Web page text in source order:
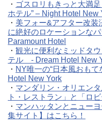
・ ゴスロリもきっと大満
ホテル” – Night Hotel New
・ 美フォー&アフター改
に絶好のロケーションな
Paramount Hotel
・ 観光に便利なミッドタ
テル - Dream Hotel New
・ NY唯一の“日本風おも
Hotel New York
・ マンダリン・オリエン
ト・レストラン」と「ロ
・ マンハッタンとニュー
集サイト】はこちら！